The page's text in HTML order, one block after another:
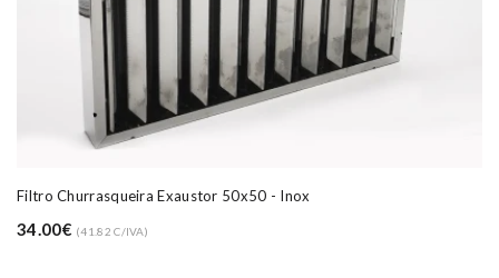
Filtro Churrasqueira Exaustor 50x50 - Inox
34.00€ (41.82 C/IVA)